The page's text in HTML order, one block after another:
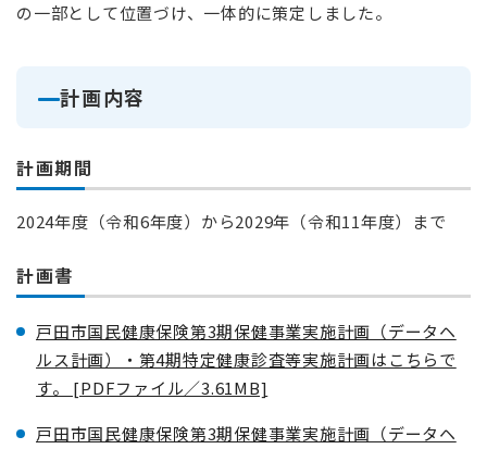
の一部として位置づけ、一体的に策定しました。
計画内容
計画期間
2024年度（令和6年度）から2029年（令和11年度）まで
計画書
戸田市国民健康保険第3期保健事業実施計画（データヘ
ルス計画）・第4期特定健康診査等実施計画はこちらで
す。 [PDFファイル／3.61MB]
戸田市国民健康保険第3期保健事業実施計画（データヘ